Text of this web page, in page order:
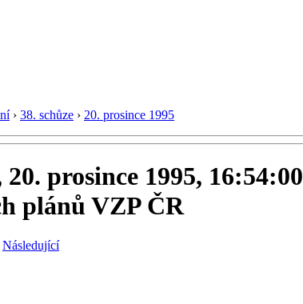
› 38. schůze › 20. prosince 1995
20. prosince 1995, 16:54:00
plánů VZP ČR
Následující